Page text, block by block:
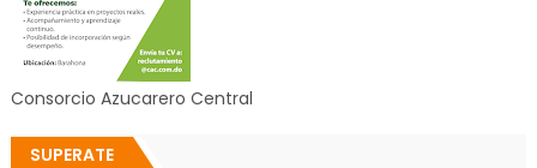
Consorcio Azucarero Central
SUPERATE